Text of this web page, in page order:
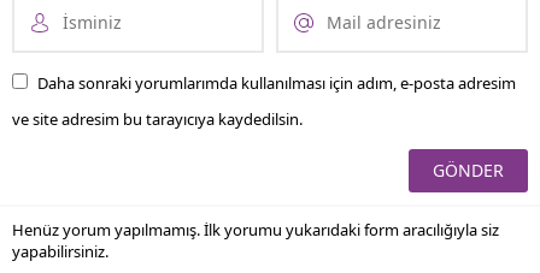
Daha sonraki yorumlarımda kullanılması için adım, e-posta adresim
ve site adresim bu tarayıcıya kaydedilsin.
Henüz yorum yapılmamış. İlk yorumu yukarıdaki form aracılığıyla siz
yapabilirsiniz.